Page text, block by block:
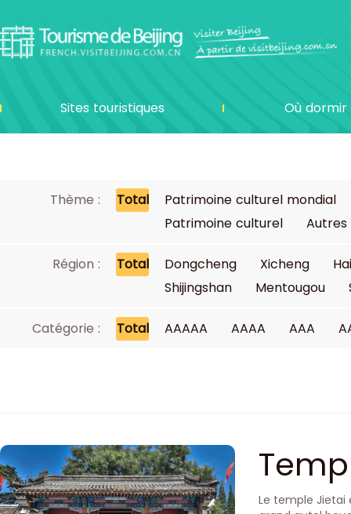
Sites touristiques Où dormir
Thème : Total
Patrimoine culturel mondial
Patrimoine culturel
Autres
Région : Total Dongcheng Xicheng
Shijingshan
Mentougou
Catégorie : Total AAAAA AAAA AAA
Le temple Jietai